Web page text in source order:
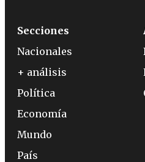
Secciones
Nacionales
+ análisis
Política
Economía
Mundo
País